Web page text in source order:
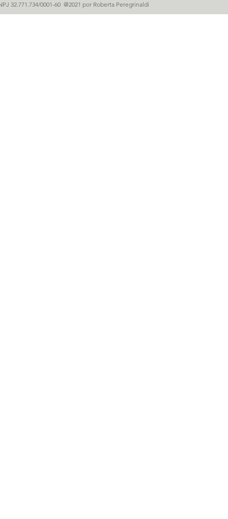
32.771.734/0001-60 @2021 por Roberta Peregrinaldi